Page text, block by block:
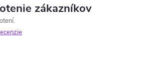
zákazníkov